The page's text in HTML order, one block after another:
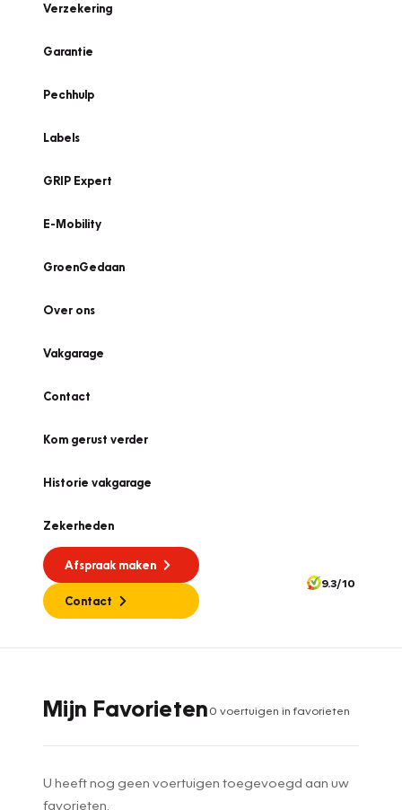
Verzekering
Garantie
Pechhulp
Labels
GRIP Expert
E-Mobility
GroenGedaan
Over ons
Vakgarage
Contact
Kom gerust verder
Historie vakgarage
Zekerheden
Afspraak maken
Contact
9.3/10
Mijn Favorieten0 voertuigen in favorieten
U heeft nog geen voertuigen toegevoegd aan uw
favorieten.